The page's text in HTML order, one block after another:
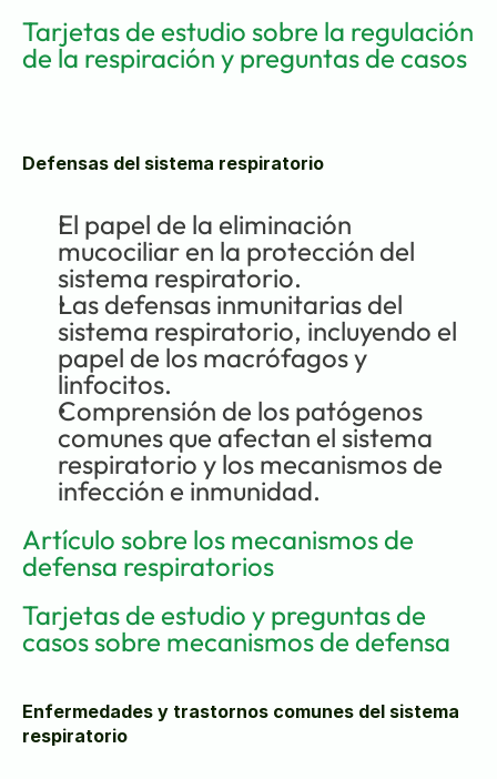
Tarjetas de estudio sobre la regulación
de la respiración y preguntas de casos
Defensas del sistema respiratorio
El papel de la eliminación
mucociliar en la protección del
sistema respiratorio.
Las defensas inmunitarias del
sistema respiratorio, incluyendo el
papel de los macrófagos y
linfocitos.
Comprensión de los patógenos
comunes que afectan el sistema
respiratorio y los mecanismos de
infección e inmunidad.
Artículo sobre los mecanismos de
defensa respiratorios
Tarjetas de estudio y preguntas de
casos sobre mecanismos de defensa
Enfermedades y trastornos comunes del sistema
respiratorio